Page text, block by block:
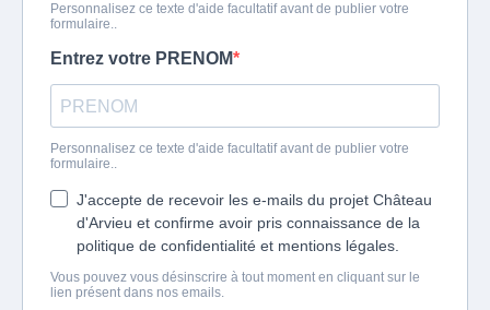
Personnalisez ce texte d'aide facultatif avant de publier votre
formulaire..
Entrez votre PRENOM
Personnalisez ce texte d'aide facultatif avant de publier votre
formulaire..
J'accepte de recevoir les e-mails du projet Château
d'Arvieu et confirme avoir pris connaissance de la
politique de confidentialité et mentions légales.
Vous pouvez vous désinscrire à tout moment en cliquant sur le
lien présent dans nos emails.